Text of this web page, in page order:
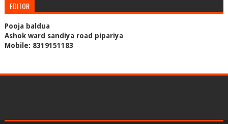
EDITOR
Pooja baldua
Ashok ward sandiya road pipariya
Mobile: 8319151183